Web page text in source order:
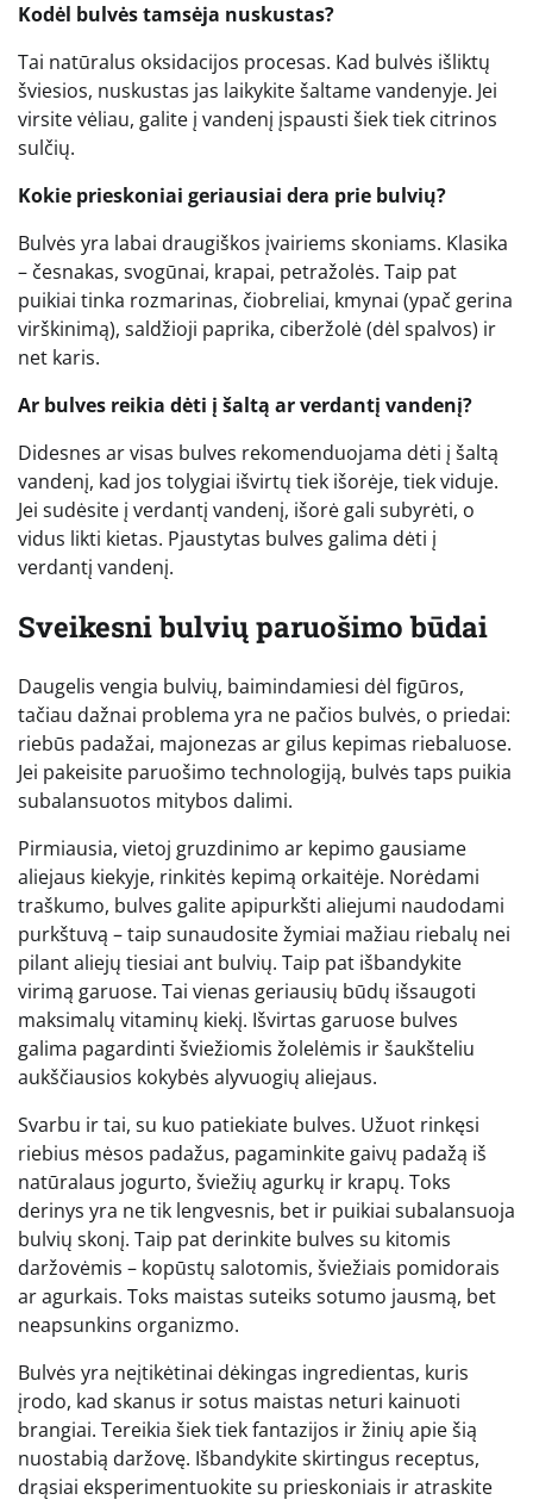
Kodėl bulvės tamsėja nuskustas?
Tai natūralus oksidacijos procesas. Kad bulvės išliktų
šviesios, nuskustas jas laikykite šaltame vandenyje. Jei
virsite vėliau, galite į vandenį įspausti šiek tiek citrinos
sulčių.
Kokie prieskoniai geriausiai dera prie bulvių?
Bulvės yra labai draugiškos įvairiems skoniams. Klasika
– česnakas, svogūnai, krapai, petražolės. Taip pat
puikiai tinka rozmarinas, čiobreliai, kmynai (ypač gerina
virškinimą), saldžioji paprika, ciberžolė (dėl spalvos) ir
net karis.
Ar bulves reikia dėti į šaltą ar verdantį vandenį?
Didesnes ar visas bulves rekomenduojama dėti į šaltą
vandenį, kad jos tolygiai išvirtų tiek išorėje, tiek viduje.
Jei sudėsite į verdantį vandenį, išorė gali subyrėti, o
vidus likti kietas. Pjaustytas bulves galima dėti į
verdantį vandenį.
Sveikesni bulvių paruošimo būdai
Daugelis vengia bulvių, baimindamiesi dėl figūros,
tačiau dažnai problema yra ne pačios bulvės, o priedai:
riebūs padažai, majonezas ar gilus kepimas riebaluose.
Jei pakeisite paruošimo technologiją, bulvės taps puikia
subalansuotos mitybos dalimi.
Pirmiausia, vietoj gruzdinimo ar kepimo gausiame
aliejaus kiekyje, rinkitės kepimą orkaitėje. Norėdami
traškumo, bulves galite apipurkšti aliejumi naudodami
purkštuvą – taip sunaudosite žymiai mažiau riebalų nei
pilant aliejų tiesiai ant bulvių. Taip pat išbandykite
virimą garuose. Tai vienas geriausių būdų išsaugoti
maksimalų vitaminų kiekį. Išvirtas garuose bulves
galima pagardinti šviežiomis žolelėmis ir šaukšteliu
aukščiausios kokybės alyvuogių aliejaus.
Svarbu ir tai, su kuo patiekiate bulves. Užuot rinkęsi
riebius mėsos padažus, pagaminkite gaivų padažą iš
natūralaus jogurto, šviežių agurkų ir krapų. Toks
derinys yra ne tik lengvesnis, bet ir puikiai subalansuoja
bulvių skonį. Taip pat derinkite bulves su kitomis
daržovėmis – kopūstų salotomis, šviežiais pomidorais
ar agurkais. Toks maistas suteiks sotumo jausmą, bet
neapsunkins organizmo.
Bulvės yra neįtikėtinai dėkingas ingredientas, kuris
įrodo, kad skanus ir sotus maistas neturi kainuoti
brangiai. Tereikia šiek tiek fantazijos ir žinių apie šią
nuostabią daržovę. Išbandykite skirtingus receptus,
drąsiai eksperimentuokite su prieskoniais ir atraskite